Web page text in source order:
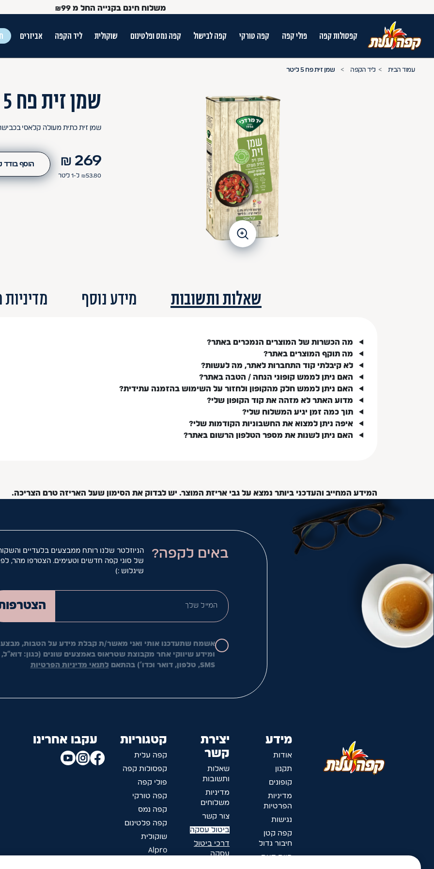
משלוח חינם בקנייה החל מ ₪99
קפסולות קפה פולי קפה קפה טורקי קפה לבישול קפה נמס ופלטינום שוקולית ליד הקפה אביזרים
על מנת לנווט בתת תפריט יש להשתמש במקש הטאב
Use Up and Down arrow keys to navigate search results.
עמוד הבית ליד הקפה שמן זית פח 5 ליטר
שמן זית פח 5 ליטר
שמן זית כתית מעולה קלאסי בכבישה
269
₪
53.80
₪ ל-1 ליטר
הוסף בודד
שאלות ותשובות מידע נוסף
מה הכשרות של המוצרים הנמכרים באתר?
מה תוקף המוצרים באתר?
לא קיבלתי קוד התחברות לאתר, מה לעשות?
האם ניתן לממש קופוני הנחה / הטבה באתר?
האם ניתן לממש חלק מהקופון ולחזור על השימוש בהזמנה עתידית?
מדוע האתר לא מזהה את קוד הקופון שלי?
תוך כמה זמן יגיע המשלוח שלי?
איפה ניתן למצוא את החשבוניות הקודמות שלי?
האם ניתן לשנות את מספר הטלפון הרשום באתר?
המידע המחייב והעדכני ביותר נמצא על גבי אריזת המוצר. יש לבדוק את הסימון שעל האריזה טרם הצריכה.
באים לקפה?
הניוזלטר שלנו רותח ממבצעים בלעדיים
של סוגי קפה חדשים וטעימים. הצטרפו מהר,
שיגלוש :)
המייל
אשמח שתעדכנו אותי ואני מאשר/ת קבלת מידע על הטבות,
ומידע שיווקי אחר מקבוצת שטראוס באמצעים שונים (כגון: דוא"ל,
SMS, טלפון, דואר וכדו') בהתאם
לתנאי מדיניות הפרטיות
מידע
אודות
תקנון
קופונים
מדיניות
הפרטיות
נגישות
קפה קטן
חיבור גדול
חוות דעת
יצירת
קשר
שאלות
ותשובות
מדיניות
משלוחים
צור קשר
ביטול עסקה
דרכי ביטול
עסקה
קטגוריות
קפה עלית
קפסולות קפה
פולי קפה
קפה טורקי
קפה נמס
קפה פלטינום
שוקולית
Alpro
עקבו אחרינו